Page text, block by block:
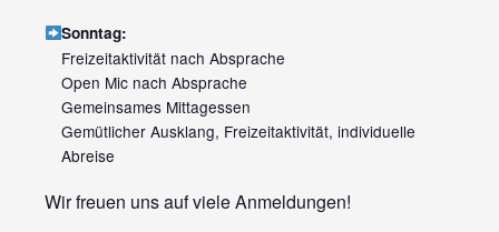
Sonntag:
Freizeitaktivität nach Absprache
Open Mic nach Absprache
Gemeinsames Mittagessen
Gemütlicher Ausklang, Freizeitaktivität, individuelle
Abreise
Wir freuen uns auf viele Anmeldungen!